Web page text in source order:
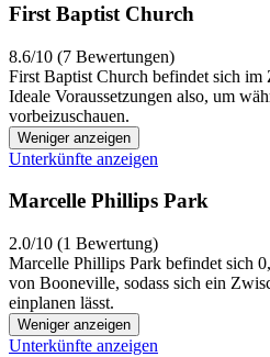
First Baptist Church
8.6/10 (7 Bewertungen)
First Baptist Church befindet sich
Ideale Voraussetzungen also, um
vorbeizuschauen.
Weniger anzeigen
Unterkünfte anzeigen
Marcelle Phillips Park
2.0/10 (1 Bewertung)
Marcelle Phillips Park befindet sich
von Booneville, sodass sich ein
einplanen lässt.
Weniger anzeigen
Unterkünfte anzeigen